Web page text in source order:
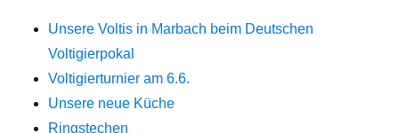
Unsere Voltis in Marbach beim Deutschen
Voltigierpokal
Voltigierturnier am 6.6.
Unsere neue Küche
Ringstechen